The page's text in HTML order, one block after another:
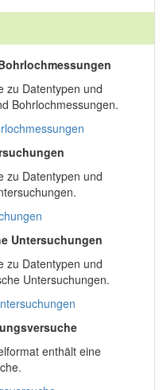
zu Datentypen und
Bohrlochmessungen.
zu Datentypen und
Untersuchungen
zu Datentypen und
Untersuchungen.
enthält eine